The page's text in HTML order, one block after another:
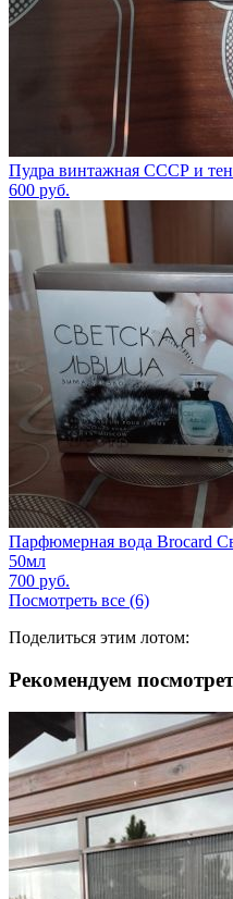
Пудра винтажная СССР и
600 руб.
Парфюмерная вода Brocard
50мл
700 руб.
Посмотреть все (6)
Поделиться этим лотом:
Рекомендуем